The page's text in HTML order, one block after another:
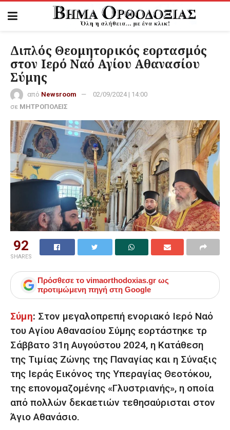
Διπλός Θεομητορικός εορτασμός
στον Ιερό Ναό Αγίου Αθανασίου
Σύμης
από Newsroom
02/09/2024 | 14:00
σε ΜΗΤΡΟΠΟΛΕΙΣ
92
SHARES
Πρόσθεσε το vimaorthodoxias.gr ως
προτιμώμενη πηγή στη Google
Σύμη: Στον μεγαλοπρεπή ενοριακό Ιερό Ναό
του Αγίου Αθανασίου Σύμης εορτάστηκε τρ
Σάββατο 31η Αυγούστου 2024, η Κατάθεση
της Τιμίας Ζώνης της Παναγίας και η Σύναξις
της Ιεράς Εικόνος της Υπεραγίας Θεοτόκου,
της επονομαζομένης «Γλυστριανής», η οποία
από πολλών δεκαετιών τεθησαύρισται στον
Άγιο Αθανάσιο.